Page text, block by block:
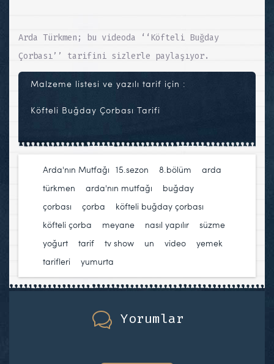
Arda Türkmen; bu videoda ‘‘Köfteli Buğday
Çorbası’’ tarifini sizlerle paylaşıyor.
Malzeme listesi ve yazılı tarif için :
Köfteli Buğday Çorbası Tarifi
Arda'nın Mutfağı 15.sezon 8.bölüm
arda
türkmen
arda'nın mutfağı
buğday
çorbası
çorba köfteli buğday çorbası
köfteli çorba
meyane nasıl yapılır
süzme
yoğurt
tarif tv show un video
yemek
tarifleri
yumurta
Yorumlar